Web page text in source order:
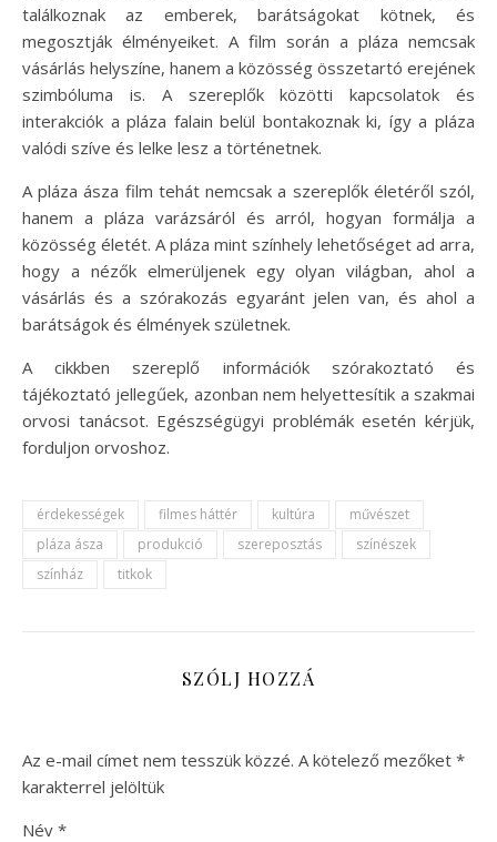
találkoznak az emberek, barátságokat kötnek, és
megosztják élményeiket. A film során a pláza nemcsak
vásárlás helyszíne, hanem a közösség összetartó erejének
szimbóluma is. A szereplők közötti kapcsolatok és
interakciók a pláza falain belül bontakoznak ki, így a pláza
valódi szíve és lelke lesz a történetnek.
A pláza ásza film tehát nemcsak a szereplők életéről szól,
hanem a pláza varázsáról és arról, hogyan formálja a
közösség életét. A pláza mint színhely lehetőséget ad arra,
hogy a nézők elmerüljenek egy olyan világban, ahol a
vásárlás és a szórakozás egyaránt jelen van, és ahol a
barátságok és élmények születnek.
A cikkben szereplő információk szórakoztató és
tájékoztató jellegűek, azonban nem helyettesítik a szakmai
orvosi tanácsot. Egészségügyi problémák esetén kérjük,
forduljon orvoshoz.
érdekességek filmes háttér kultúra
művészet
pláza ásza
produkció szereposztás
színészek
színház
titkok
SZÓLJ HOZZÁ
Az e-mail címet nem tesszük közzé. A kötelező mezőket *
karakterrel jelöltük
Név *